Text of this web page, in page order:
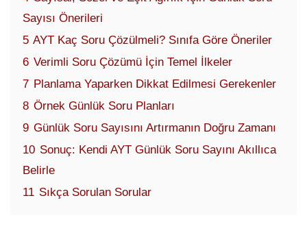
Sayısı Önerileri
5 AYT Kaç Soru Çözülmeli? Sınıfa Göre Öneriler
6 Verimli Soru Çözümü İçin Temel İlkeler
7 Planlama Yaparken Dikkat Edilmesi Gerekenler
8 Örnek Günlük Soru Planları
9 Günlük Soru Sayısını Artırmanın Doğru Zamanı
10 Sonuç: Kendi AYT Günlük Soru Sayını Akıllıca
Belirle
11 Sıkça Sorulan Sorular